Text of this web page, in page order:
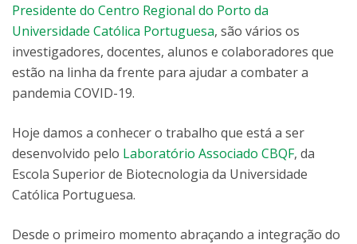
Presidente do Centro Regional do Porto da
Universidade Católica Portuguesa, são vários os
investigadores, docentes, alunos e colaboradores que
estão na linha da frente para ajudar a combater a
pandemia COVID-19.
Hoje damos a conhecer o trabalho que está a ser
desenvolvido pelo Laboratório Associado CBQF, da
Escola Superior de Biotecnologia da Universidade
Católica Portuguesa.
Desde o primeiro momento abraçando a integração do